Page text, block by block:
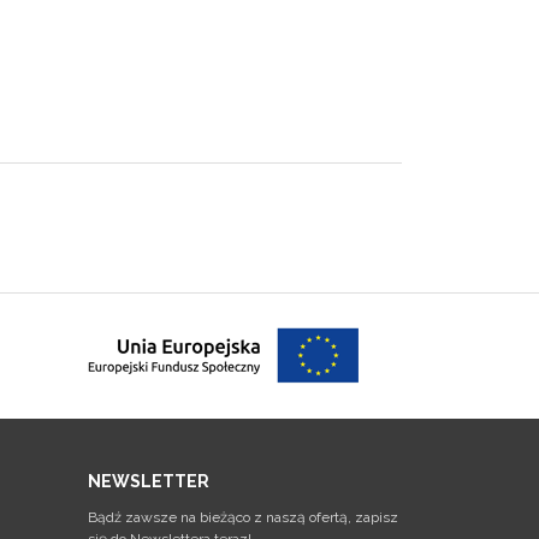
NEWSLETTER
Bądź zawsze na bieżąco z naszą ofertą, zapisz